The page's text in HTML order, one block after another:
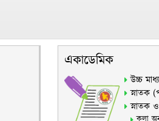
একাডেমিক
উচ্চ
স্নাতক
স্নাতক